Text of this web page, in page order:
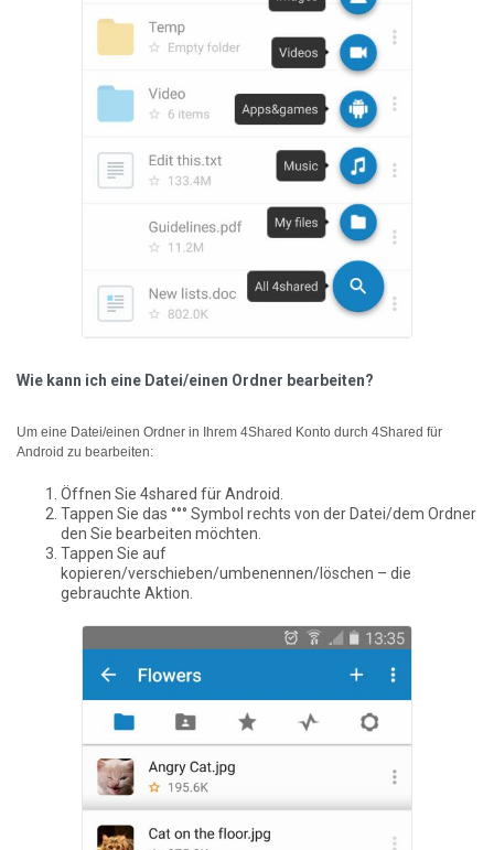
Wie kann ich eine Datei/einen Ordner bearbeiten?
Um eine Datei/einen Ordner in Ihrem 4Shared Konto durch 4Shared für
Android zu bearbeiten:
Öffnen Sie 4shared für Android.
Tappen Sie das °°° Symbol rechts von der Datei/dem Ordner
den Sie bearbeiten möchten.
Tappen Sie auf
kopieren/verschieben/umbenennen/löschen – die
gebrauchte Aktion.